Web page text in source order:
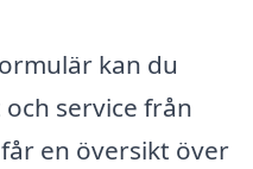
kan du
service från
en översikt över